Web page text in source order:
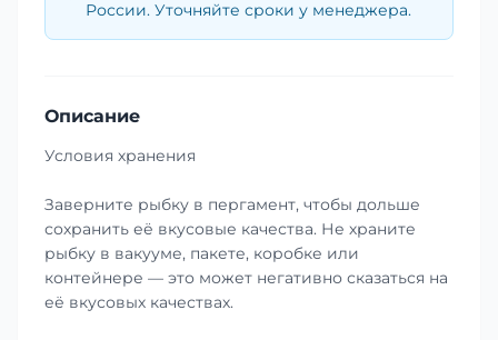
России. Уточняйте сроки у менеджера.
Описание
Условия хранения
Заверните рыбку в пергамент, чтобы дольше
сохранить её вкусовые качества. Не храните
рыбку в вакууме, пакете, коробке или
контейнере — это может негативно сказаться на
её вкусовых качествах.